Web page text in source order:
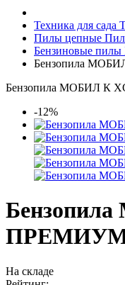
Техника для сада
Пилы цепные
Бензиновые пилы
Бензопила
Бензопила МОБИЛ К
-12%
На складе